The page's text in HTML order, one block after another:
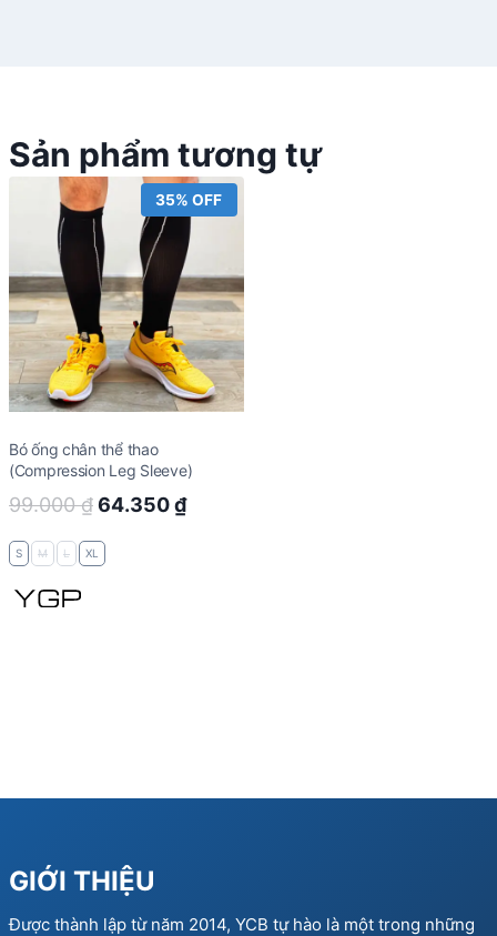
Sản phẩm tương tự
35% OFF
Bó ống chân thể thao
(Compression Leg Sleeve)
99.000₫Original
was:
64.350₫Current
S M L XL
GIỚI THIỆU
Được thành lập từ năm 2014, YCB tự hào là một trong những